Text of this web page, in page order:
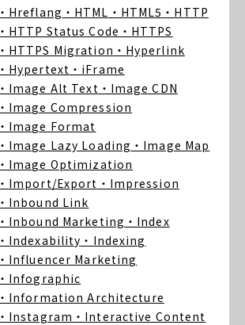
・Hreflang ・HTML ・HTML5 ・HTTP
・HTTP Status Code ・HTTPS
・HTTPS Migration ・Hyperlink
・Hypertext ・iFrame
・Image Alt Text ・Image CDN
・Image Compression
・Image Format
・Image Lazy Loading ・Image Map
・Image Optimization
・Import/Export ・Impression
・Inbound Link
・Inbound Marketing ・Index
・Indexability ・Indexing
・Influencer Marketing
・Infographic
・Information Architecture
・Instagram ・Interactive Content